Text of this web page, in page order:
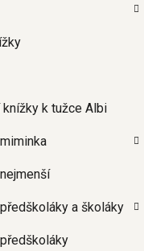
k tužce Albi
a školáky